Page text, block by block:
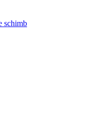
schimb